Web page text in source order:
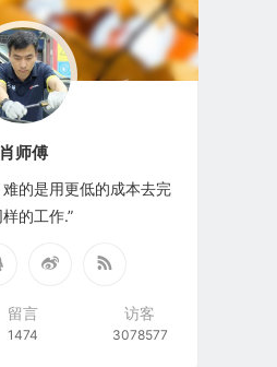
肖师傅
的是用更低的成本去完
的工作.”
留言
1474
访客
3078577